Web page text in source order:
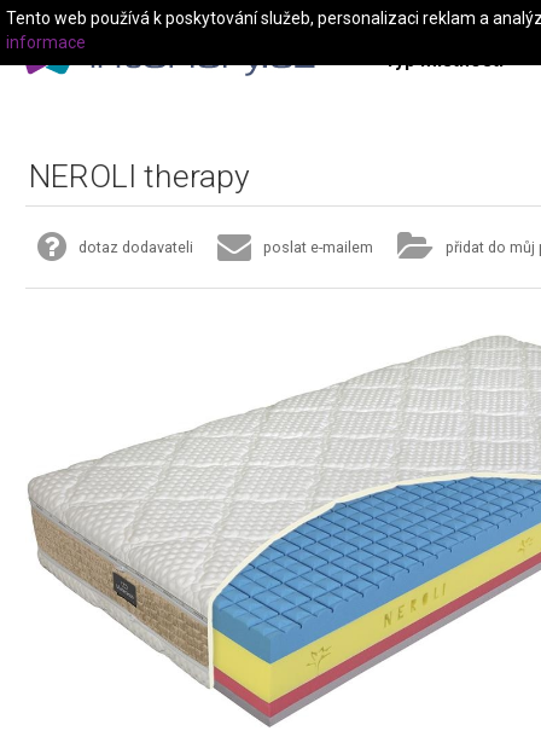
Typ místnosti
NEROLI therapy
dotaz dodavateli poslat e-mailem přidat do můj
Tento web používá k poskytování služeb, personalizaci reklam a
informace